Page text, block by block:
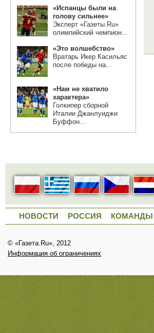
«Испанцы были на
голову сильнее»
Эксперт «Газеты.Ru»
олимпийский чемпион...
«Это волшебство»
Вратарь Икер Касильяс
после победы на...
«Нам не хватило
характера»
Голкипер сборной
Италии Джанлуиджи
Буффон...
НОВОСТИ РОССИЯ КОМАНДЫ
© «Газета.Ru», 2012
Информация об ограничениях